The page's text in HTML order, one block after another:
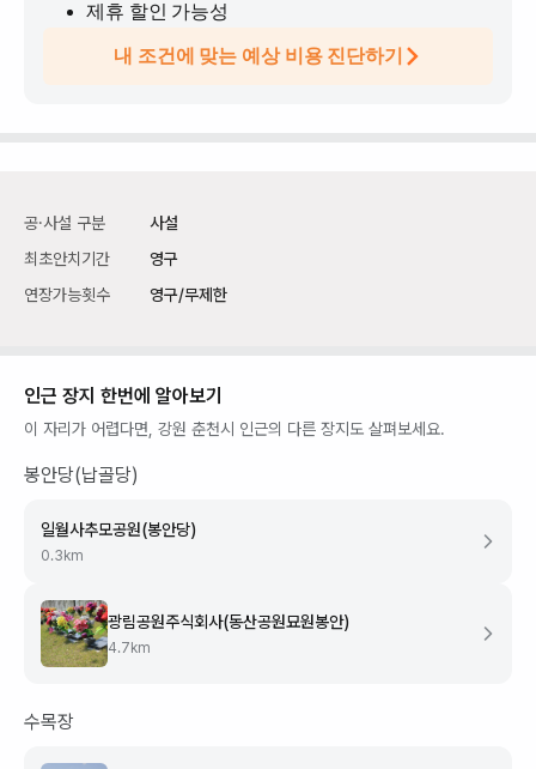
제휴 할인 가능성
내 조건에 맞는 예상 비용 진단하기
공·사설 구분
사설
최초안치기간
영구
연장가능횟수
영구/무제한
인근 장지 한번에 알아보기
이 자리가 어렵다면, 강원 춘천시 인근의 다른 장지도 살펴보세요.
봉안당(납골당)
일월사추모공원(봉안당)
0.3 km
광림공원주식회사(동산공원묘원봉안)
4.7 km
수목장